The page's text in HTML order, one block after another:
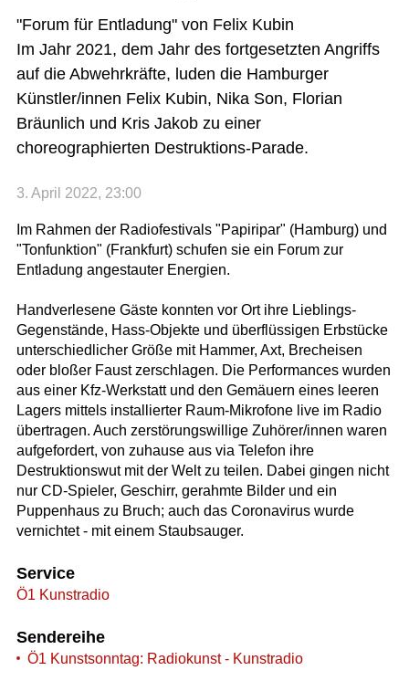
"Forum für Entladung" von Felix Kubin
Im Jahr 2021, dem Jahr des fortgesetzten Angriffs
auf die Abwehrkräfte, luden die Hamburger
Künstler/innen Felix Kubin, Nika Son, Florian
Bräunlich und Kris Jakob zu einer
choreographierten Destruktions-Parade.
3. April 2022, 23:00
Im Rahmen der Radiofestivals "Papiripar" (Hamburg) und
"Tonfunktion" (Frankfurt) schufen sie ein Forum zur
Entladung angestauter Energien.
Handverlesene Gäste konnten vor Ort ihre Lieblings-
Gegenstände, Hass-Objekte und überflüssigen Erbstücke
unterschiedlicher Größe mit Hammer, Axt, Brecheisen
oder bloßer Faust zerschlagen. Die Performances wurden
aus einer Kfz-Werkstatt und den Gemäuern eines leeren
Lagers mittels installierter Raum-Mikrofone live im Radio
übertragen. Auch zerstörungswillige Zuhörer/innen waren
aufgefordert, von zuhause aus via Telefon ihre
Destruktionswut mit der Welt zu teilen. Dabei gingen nicht
nur CD-Spieler, Geschirr, gerahmte Bilder und ein
Puppenhaus zu Bruch; auch das Coronavirus wurde
vernichtet - mit einem Staubsauger.
Service
Ö1 Kunstradio
Sendereihe
Ö1 Kunstsonntag: Radiokunst - Kunstradio